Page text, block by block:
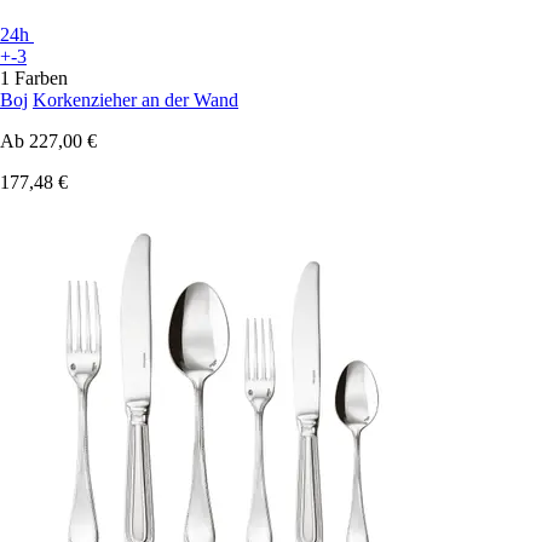
24h
+-3
1 Farben
Boj Korkenzieher an der Wand
Ab 227,00 €
177,48 €